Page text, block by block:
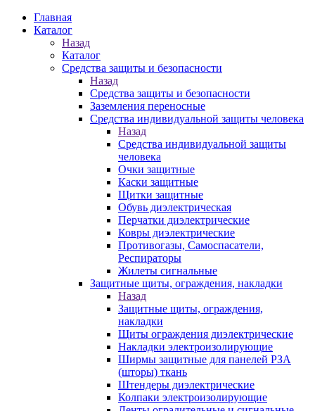
Главная
Каталог
Назад
Каталог
Средства защиты и безопасности
Назад
Средства защиты и безопасности
Заземления переносные
Средства индивидуальной защиты человека
Назад
Средства индивидуальной защиты
человека
Очки защитные
Каски защитные
Щитки защитные
Обувь диэлектрическая
Перчатки диэлектрические
Ковры диэлектрические
Противогазы, Самоспасатели,
Респираторы
Жилеты сигнальные
Защитные щиты, ограждения, накладки
Назад
Защитные щиты, ограждения,
накладки
Щиты ограждения диэлектрические
Накладки электроизолирующие
Ширмы защитные для панелей РЗА
(шторы) ткань
Штендеры диэлектрические
Колпаки электроизолирующие